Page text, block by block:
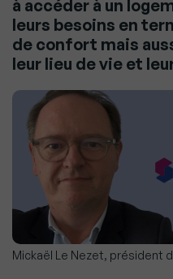
à accéder à un
leurs besoins en
de confort mais
leur lieu de vie et
Mickaël Le Nezet, président